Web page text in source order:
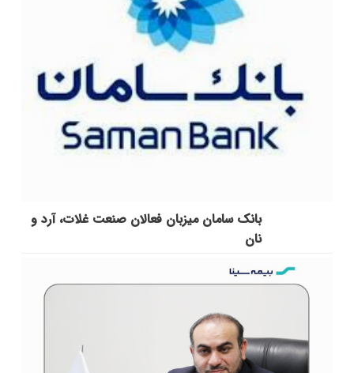
بانک سامان میزبان فعالان صنعت غلات، آرد و
نان